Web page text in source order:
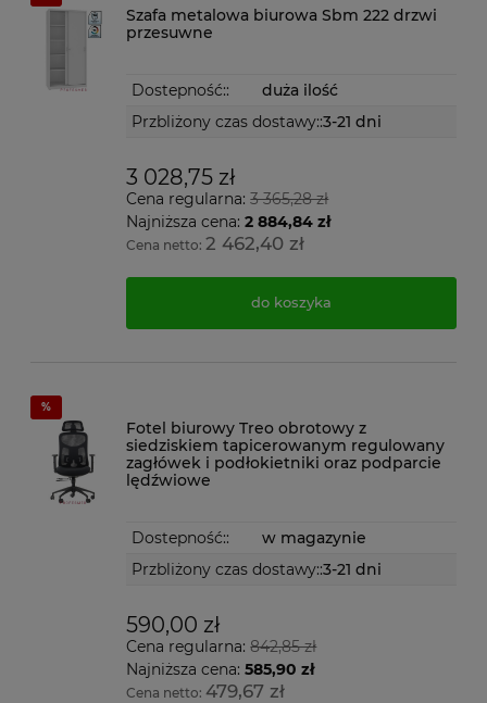
Szafa metalowa biurowa Sbm 222 drzwi
przesuwne
Dostepność::
duża ilość
Przbliżony czas dostawy::3-21 dni
3 028,75 zł
Cena regularna:3 365,28 zł
Najniższa cena:2 884,84 zł
Cena netto:2 462,40 zł
do koszyka
Fotel biurowy Treo obrotowy z
siedziskiem tapicerowanym regulowany
zagłówek i podłokietniki oraz podparcie
lędźwiowe
Dostepność::
w magazynie
Przbliżony czas dostawy::3-21 dni
590,00 zł
Cena regularna:842,85 zł
Najniższa cena:585,90 zł
Cena netto:479,67 zł